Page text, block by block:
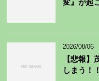
変』が起
2026/08/06
【悲報】
しまう！